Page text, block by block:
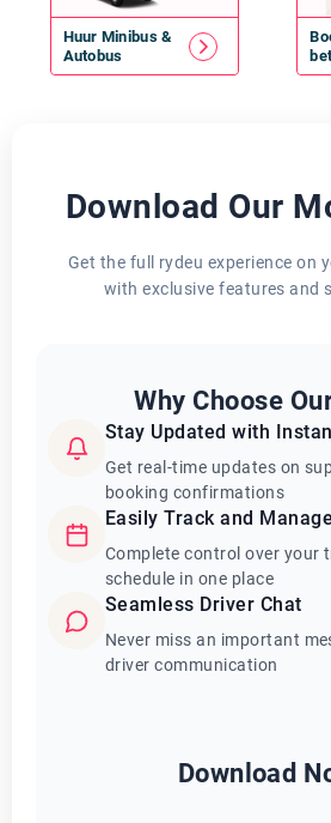
Huur Minibus&
Autobus
Download Our
Get the full rydeu experience on
with exclusive features and
Why Choose
Stay Updated with
Get real-time updates on
booking confirmations
Easily Track and
Complete control over your
schedule in one place
Seamless Driver Chat
Never miss an important
driver communication
Download